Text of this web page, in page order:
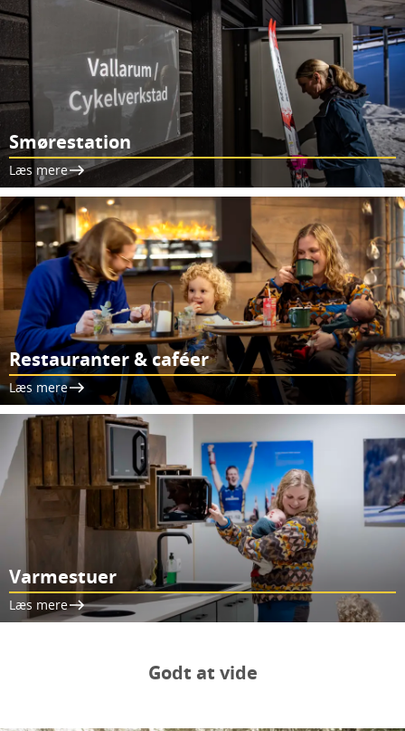
Smørestation
Læs mere
Restauranter & caféer
Læs mere
Varmestuer
Læs mere
Godt at vide